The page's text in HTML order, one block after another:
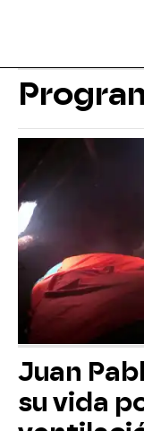
Juan
su vida